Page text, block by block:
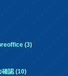
(3)
確認(10)